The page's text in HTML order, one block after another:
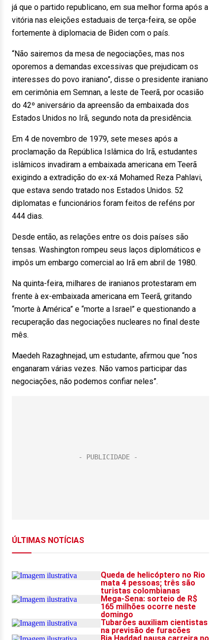
já que o partido republicano, em sua melhor forma após a
vitória nas eleições estaduais de terça-feira, se opõe
fortemente à diplomacia de Biden com o país.
“Não sairemos da mesa de negociações, mas nos
oporemos a demandas excessivas que prejudicam os
interesses do povo iraniano”, disse o presidente iraniano
em cerimônia em Semnan, a leste de Teerã, por ocasião
do 42º aniversário da apreensão da embaixada dos
Estados Unidos no Irã, segundo nota da presidência.
Em 4 de novembro de 1979, sete meses após a
proclamação da República Islâmica do Irã, estudantes
islâmicos invadiram a embaixada americana em Teerã
exigindo a extradição do ex-xá Mohamed Reza Pahlavi,
que estava sendo tratado nos Estados Unidos. 52
diplomatas e funcionários foram feitos de reféns por
444 dias.
Desde então, as relações entre os dois países são
tensas. Washington rompeu seus laços diplomáticos e
impôs um embargo comercial ao Irã em abril de 1980.
Na quinta-feira, milhares de iranianos protestaram em
frente à ex-embaixada americana em Teerã, gritando
“morte à América” e “morte a Israel” e questionando a
recuperação das negociações nucleares no final deste
mês.
Maedeh Razaghnejad, um estudante, afirmou que “nos
enganaram várias vezes. Não vamos participar das
negociações, não podemos confiar neles”.